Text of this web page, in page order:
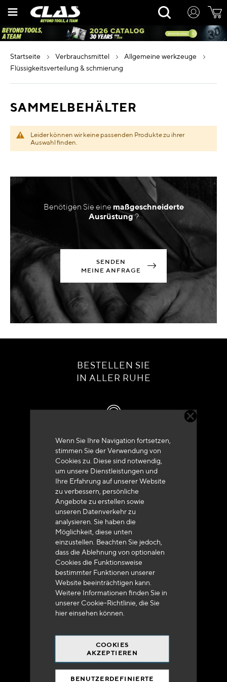
Wenn Sie Ihre Navigation fortsetzen,
stimmen Sie der Verwendung von
Cookies zu. Diese sind notwendig,
um unsere Dienstleistungen und
Ihre Erfahrung auf unserer Website
zu verbessern, persönliche
Angebote zu erstellen sowie
unseren Datenverkehr zu
analysieren. Sie haben die
Möglichkeit, diese unten
einzustellen. Beachten Sie jedoch,
dass die Ablehnung von optionalen
Cookies die Funktionsweise
bestimmter Funktionen unserer
Website beeinträchtigen kann.
Weitere Informationen finden Sie in
unserer Cookie-Richtlinie, die Sie
hiereinsehen können.
COOKIES
AKZEPTIEREN
BENUTZERDEFINIERTE
Inhalt
Rechercher
startseite verbrauchsmittel
allgemeine werkzeuge
flüssigkeitsverteilung & schmierung
SAMMELBEHÄLTER
Leider können wir keine passenden Produkte zu ihrer
Auswahl finden.
Benötigen Sie einemaßgeschneiderte
Ausrüstung?
SENDEN
MEINE ANFRAGE
BESTELLEN SIE
IN ALLER RUHE
Kundenservice
+33 (0)4 79 72 62 22 Drücken 1
Lieferung innerhalb von 48 bis 72 Stunden in
Metropolitan-Frankreich
Versandkostenfrei